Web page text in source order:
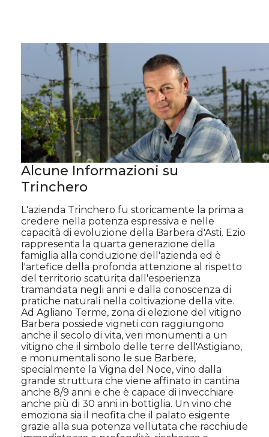
Alcune Informazioni su
Trinchero
L'azienda Trinchero fu storicamente la prima a
credere nella potenza espressiva e nelle
capacità di evoluzione della Barbera d'Asti. Ezio
rappresenta la quarta generazione della
famiglia alla conduzione dell'azienda ed è
l'artefice della profonda attenzione al rispetto
del territorio scaturita dall'esperienza
tramandata negli anni e dalla conoscenza di
pratiche naturali nella coltivazione della vite.
Ad Agliano Terme, zona di elezione del vitigno
Barbera possiede vigneti con raggiungono
anche il secolo di vita, veri monumenti a un
vitigno che il simbolo delle terre dell'Astigiano,
e monumentali sono le sue Barbere,
specialmente la Vigna del Noce, vino dalla
grande struttura che viene affinato in cantina
anche 8/9 anni e che è capace di invecchiare
anche più di 30 anni in bottiglia. Un vino che
emoziona sia il neofita che il palato esigente
grazie alla sua potenza vellutata che racchiude